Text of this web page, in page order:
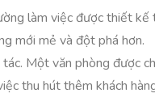
làm việc được thiết kế
mới mẻ và đột phá hơn.
Một văn phòng được
thu hút thêm khách